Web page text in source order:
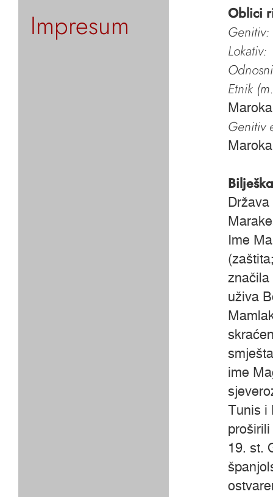
Impresum
Oblici
Genitiv:
Lokativ:
Etnik
Genitiv
Bilješka
Ime
značila
uživa
ime
Tunis i
19. st.